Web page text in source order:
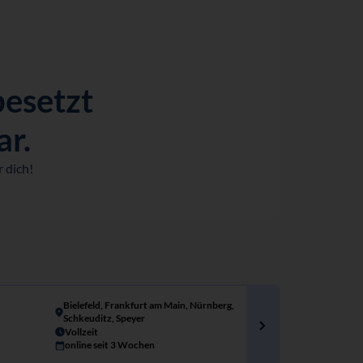
dich!
Bielefeld, Frankfurt am Main, Nürnberg,
Schkeuditz, Speyer
Vollzeit
online seit 3 Wochen